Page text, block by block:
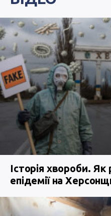
Історія хвороби.
епідемії на